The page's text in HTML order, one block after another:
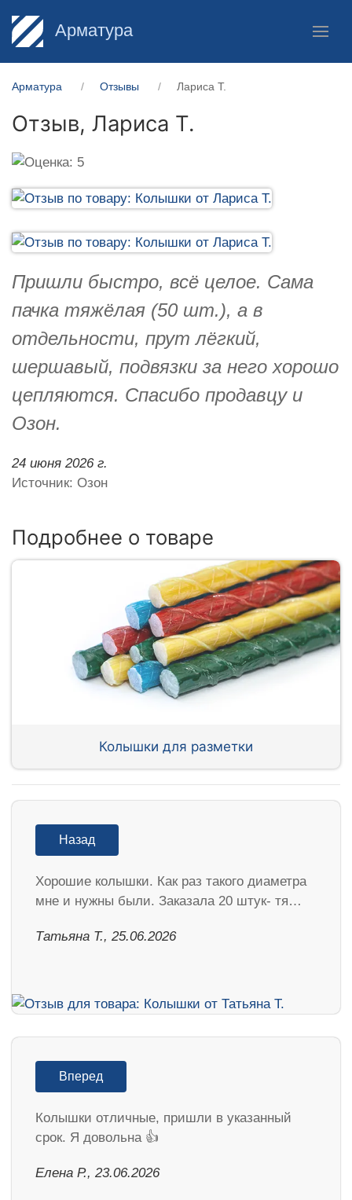
Арматура
Арматура Отзывы Лариса Т.
Отзыв, Лариса Т.
Пришли быстро, всё целое. Сама
пачка тяжёлая (50 шт.), а в
отдельности, прут лёгкий,
шершавый, подвязки за него хорошо
цепляются. Спасибо продавцу и
Озон.
24 июня 2026 г.
Источник: Озон
Подробнее о товаре
Колышки для разметки
Назад
Хорошие колышки. Как раз такого диаметра
мне и нужны были. Заказала 20 штук- тя…
Татьяна Т., 25.06.2026
Вперед
Колышки отличные, пришли в указанный
срок. Я довольна 👍
Елена Р., 23.06.2026